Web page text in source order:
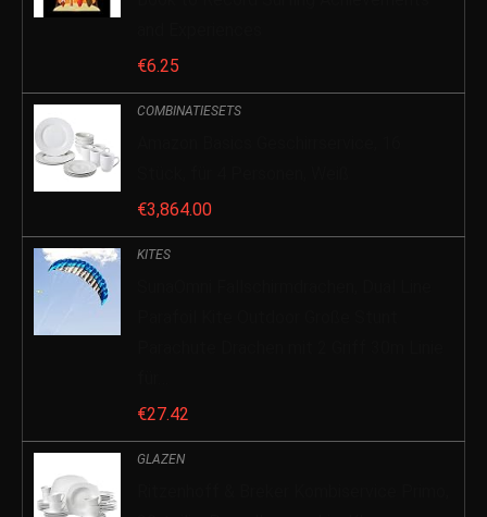
€6.25
COMBINATIESETS
€3,864.00
KITES
€27.42
GLAZEN